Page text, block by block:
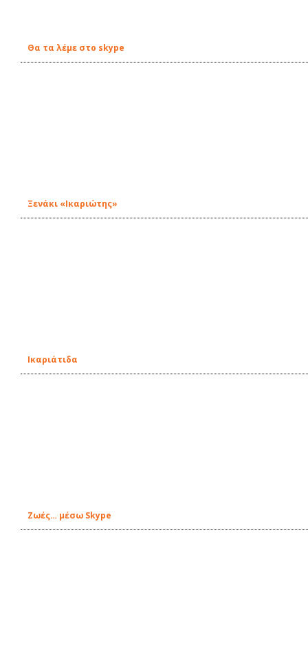
Θα τα λέμε στο skype
Ξενάκι «Ικαριώτης»
Ικαριάτιδα
Ζωές… μέσω Skype